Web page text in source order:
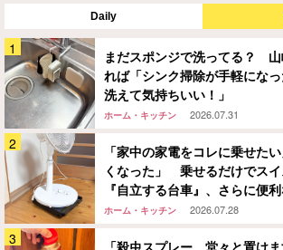
Daily
まだスポンジで洗ってる？
れば「シンク掃除が手軽にな
洗えて気持ちいい！」
ホーム・キッチン 2026.07.31
「家中の家電をコレに乗せた
くなった」 乗せるだけでス
『自立する台車』、さらに便
ホーム・キッチン 2026.07.28
「殺虫スプレー、堂々と置け